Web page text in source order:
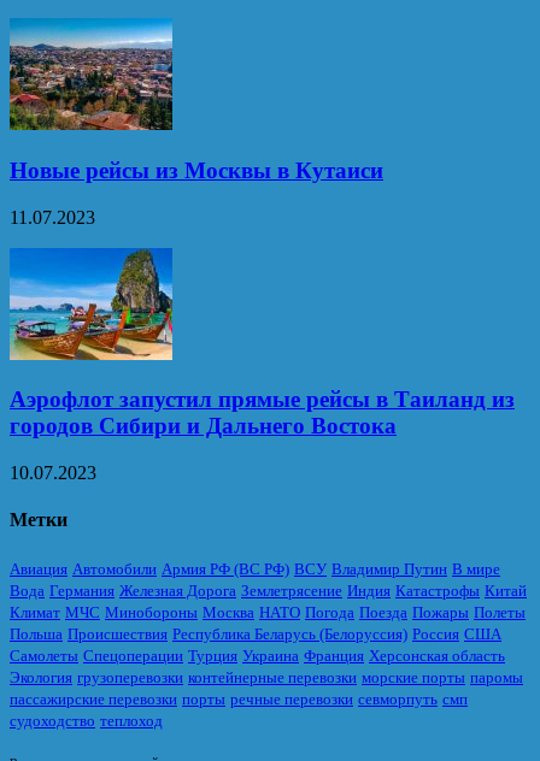
Новые рейсы из Москвы в Кутаиси
11.07.2023
Аэрофлот запустил прямые рейсы в Таиланд из
городов Сибири и Дальнего Востока
10.07.2023
Метки
Авиация Автомобили Армия РФ (ВС РФ) ВСУ Владимир Путин В мире
Вода Германия Железная Дорога Землетрясение Индия Катастрофы Китай
Климат МЧС Минобороны Москва НАТО Погода Поезда Пожары Полеты
Польша Происшествия Республика Беларусь (Белоруссия) Россия США
Самолеты Спецоперации Турция Украина Франция Херсонская область
Экология грузоперевозки контейнерные перевозки морские порты паромы
пассажирские перевозки порты речные перевозки севморпуть смп
судоходство теплоход